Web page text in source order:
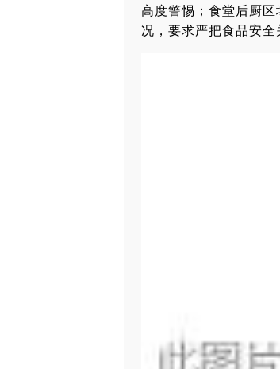
高度警惕；食堂后厨
况，要求严把食品安全